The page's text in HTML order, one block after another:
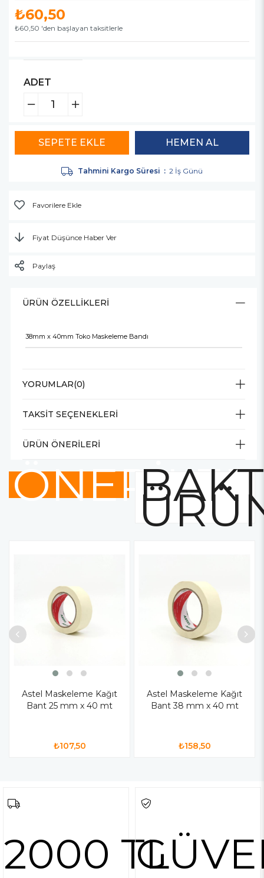
₺60,50
₺60,50 'den başlayan taksitlerle
ADET
Tahmini Kargo Süresi : 2 İş Günü
Favorilere Ekle
Fiyat Düşünce Haber Ver
Paylaş
ÜRÜN ÖZELLIKLERI
38mm x 40mm Toko Maskeleme Bandı
YORUMLAR(0)
TAKSIT SEÇENEKLERI
ÜRÜN ÖNERILERI
ÖNERİLER
Astel Maskeleme Kağıt
Bant 25 mm x 40 mt
₺107,50
Astel Maskeleme Kağıt
Bant 38 mm x 40 mt
₺158,50
2000 TL